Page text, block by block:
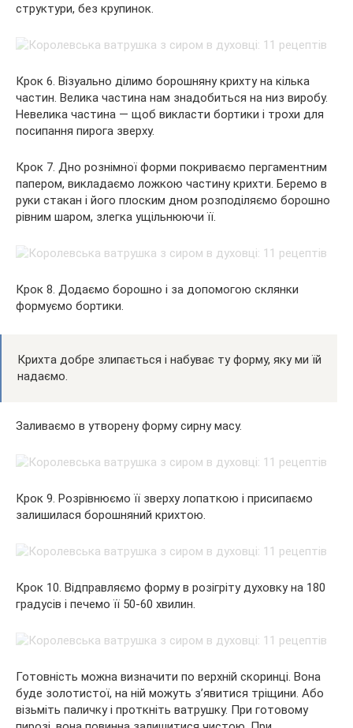
структури, без крупинок.
Крок 6. Візуально ділимо борошняну крихту на кілька
частин. Велика частина нам знадобиться на низ виробу.
Невелика частина — щоб викласти бортики і трохи для
посипання пирога зверху.
Крок 7. Дно рознімної форми покриваємо пергаментним
папером, викладаємо ложкою частину крихти. Беремо в
руки стакан і його плоским дном розподіляємо борошно
рівним шаром, злегка ущільнюючи її.
Крок 8. Додаємо борошно і за допомогою склянки
формуємо бортики.
Крихта добре злипається і набуває ту форму, яку ми їй
надаємо.
Заливаємо в утворену форму сирну масу.
Крок 9. Розрівнюємо її зверху лопаткою і присипаємо
залишилася борошняний крихтою.
Крок 10. Відправляємо форму в розігріту духовку на 180
градусів і печемо її 50-60 хвилин.
Готовність можна визначити по верхній скоринці. Вона
буде золотистої, на ній можуть з’явитися тріщини. Або
візьміть паличку і проткніть ватрушку. При готовому